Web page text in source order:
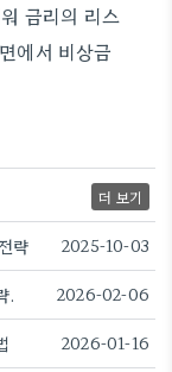
금리의 리스
에서 비상금
더 보기
략 2025-10-03
. 2026-02-06
2026-01-16